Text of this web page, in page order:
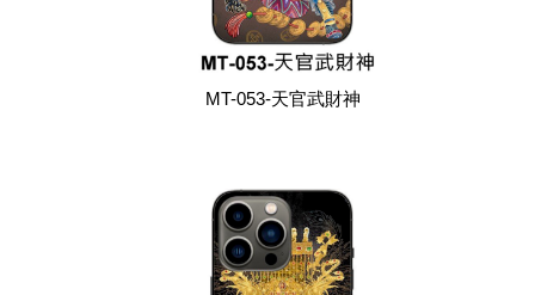
MT-053-天官武財神